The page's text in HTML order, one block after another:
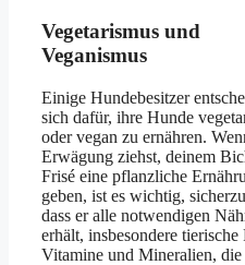
Vegetarismus und
Veganismus
Einige Hundebesitzer
sich dafür, ihre Hunde
oder vegan zu ernähren.
Erwägung ziehst, deinem
Frisé eine pflanzliche
geben, ist es wichtig,
dass er alle notwendigen
erhält, insbesondere tierische
Vitamine und Mineralien, die